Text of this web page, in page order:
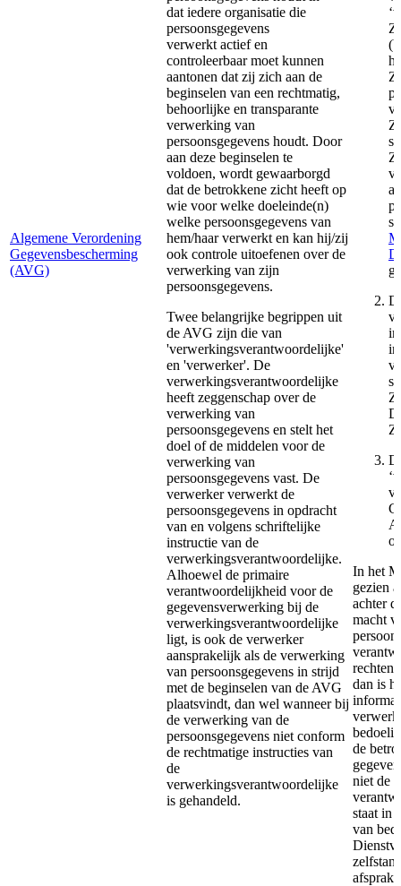
Algemene Verordening
Gegevensbescherming
(AVG)
dat iedere organisatie die
persoonsgegevens
verwerkt actief en
controleerbaar moet kunnen
aantonen dat zij zich aan de
beginselen van een rechtmatig,
behoorlijke en transparante
verwerking van
persoonsgegevens houdt. Door
aan deze beginselen te
voldoen, wordt gewaarborgd
dat de betrokkene zicht heeft op
wie voor welke doeleinde(n)
welke persoonsgegevens van
hem/haar verwerkt en kan hij/zij
ook controle uitoefenen over de
verwerking van zijn
persoonsgegevens.
Twee belangrijke begrippen uit
de AVG zijn die van
'verwerkingsverantwoordelijke'
en 'verwerker'. De
verwerkingsverantwoordelijke
heeft zeggenschap over de
verwerking van
persoonsgegevens en stelt het
doel of de middelen voor de
verwerking van
persoonsgegevens vast. De
verwerker verwerkt de
persoonsgegevens in opdracht
van en volgens schriftelijke
instructie van de
verwerkingsverantwoordelijke.
Alhoewel de primaire
verantwoordelijkheid voor de
gegevensverwerking bij de
verwerkingsverantwoordelijke
ligt, is ook de verwerker
aansprakelijk als de verwerking
van persoonsgegevens in strijd
met de beginselen van de AVG
plaatsvindt, dan wel wanneer bij
de verwerking van de
persoonsgegevens niet conform
de rechtmatige instructies van
de
verwerkingsverantwoordelijke
is gehandeld.
in
In het
gezien
achter
macht
rechten
dan is
de
niet de
staat in
van